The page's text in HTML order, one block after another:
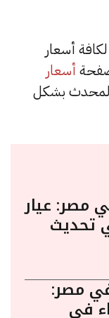
لكافة أسعار
أسعار
بشكل
مصر: عيار
في تحديث
مصر:
للشراء في